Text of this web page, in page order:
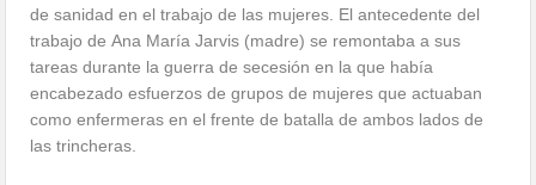
de sanidad en el trabajo de las mujeres. El antecedente del
trabajo de Ana María Jarvis (madre) se remontaba a sus
tareas durante la guerra de secesión en la que había
encabezado esfuerzos de grupos de mujeres que actuaban
como enfermeras en el frente de batalla de ambos lados de
las trincheras.